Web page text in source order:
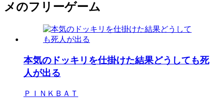
メのフリーゲーム
本気のドッキリを仕掛けた結果どうしても死
人が出る
ＰＩＮＫＢＡＴ